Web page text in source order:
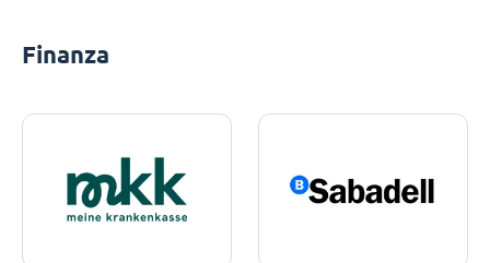
Finanza